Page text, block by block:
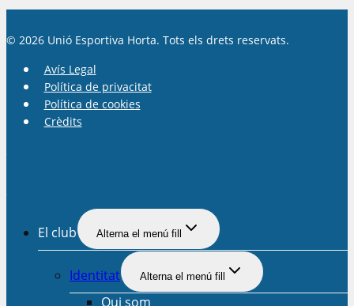
© 2026 Unió Esportiva Horta. Tots els drets reservats.
Avís Legal
Política de privacitat
Política de cookies
Crèdits
El club Alterna el menú fill
Identitat Alterna el menú fill
Qui som